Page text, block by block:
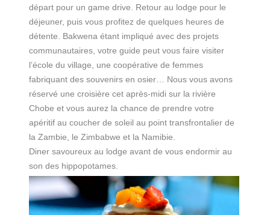
départ pour un game drive. Retour au lodge pour le
déjeuner, puis vous profitez de quelques heures de
détente. Bakwena étant impliqué avec des projets
communautaires, votre guide peut vous faire visiter
l’école du village, une coopérative de femmes
fabriquant des souvenirs en osier… Nous vous avons
réservé une croisière cet après-midi sur la rivière
Chobe et vous aurez la chance de prendre votre
apéritif au coucher de soleil au point transfrontalier de
la Zambie, le Zimbabwe et la Namibie.
Diner savoureux au lodge avant de vous endormir au
son des hippopotames.